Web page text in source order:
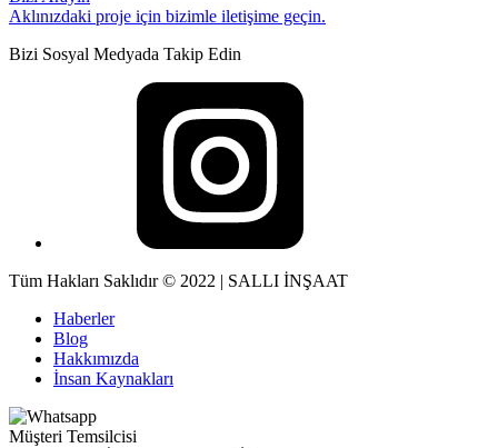
Aklınızdaki proje için bizimle iletişime geçin.
Bizi Sosyal Medyada Takip Edin
Tüm Hakları Saklıdır © 2022 | SALLI İNŞAAT
Haberler
Blog
Hakkımızda
İnsan Kaynakları
Müşteri Temsilcisi